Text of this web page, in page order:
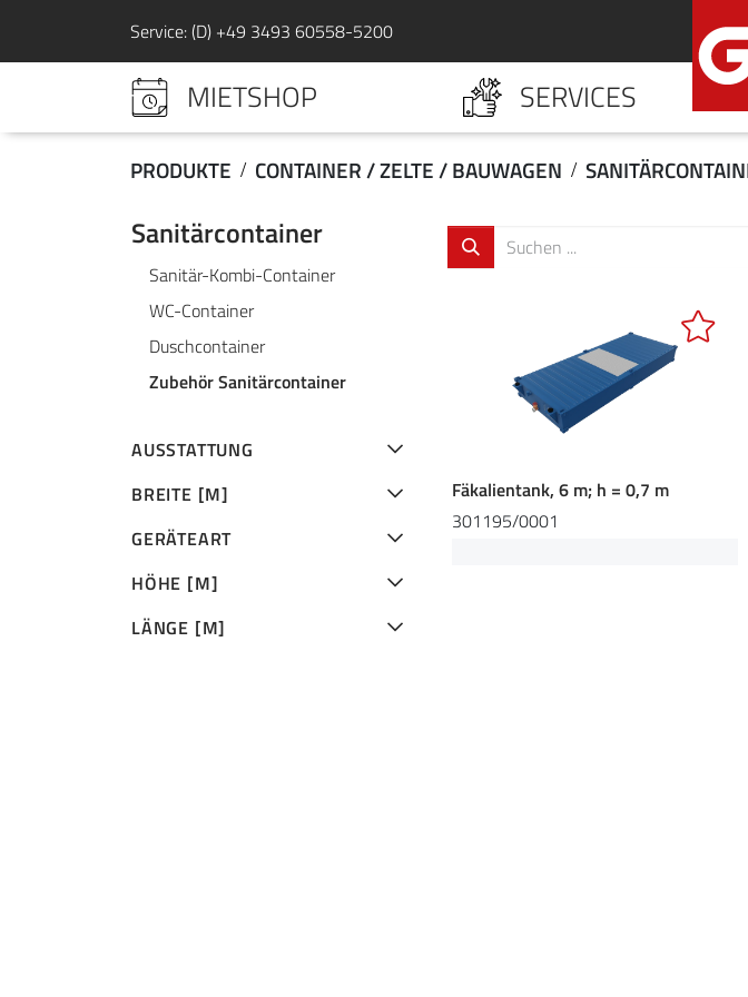
Service: (D) +49 3493 60558-5200
MIETSHOP SERVICES
PRODUKTE CONTAINER / ZELTE / BAUWAGEN
Sanitärcontainer
Sanitär-Kombi-Container
WC-Container
Duschcontainer
Zubehör Sanitärcontainer
AUSSTATTUNG
BREITE [M]
GERÄTEART
HÖHE [M]
LÄNGE [M]
Fäkalientank, 6 m; h = 0,7 m
301195/0001